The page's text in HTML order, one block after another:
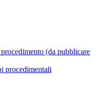
(da pubblicare
procedimentali